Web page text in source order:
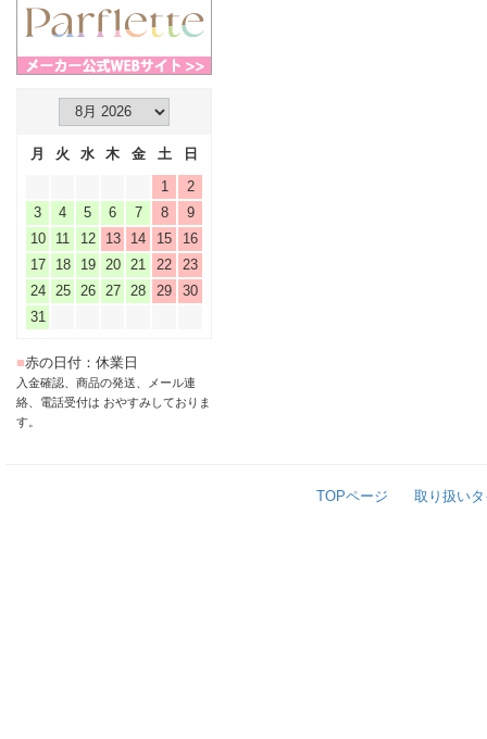
月 火 水 木 金 土
日
1
2
3
4 5 6 7 8
9
10
11 12 13 14 15
16
17
18 19 20 21 22
23
24
25 26 27 28 29
30
31
■赤の日付：休業日
入金確認、商品の発送、メール連
絡、電話受付は おやすみしておりま
す。
TOPページ 取り扱い